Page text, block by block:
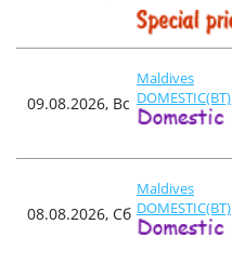
09.08.2026, Вс
Maldives
DOMESTIC(BT)
08.08.2026, Сб
Maldives
DOMESTIC(BT)